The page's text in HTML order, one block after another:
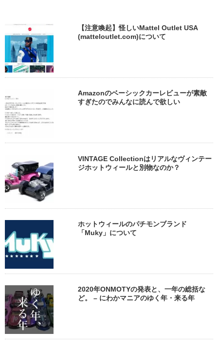
【注意喚起】怪しいMattel Outlet USA
(matteloutlet.com)について
Amazonのベーシックカーレビューが素敵
すぎたのでみんなに読んで欲しい
VINTAGE Collectionはリアルなヴィンテー
ジホットウィールと別物なのか？
ホットウィールのパチモンブランド
「Muky」について
2020年ONMOTYの発表と、一年の総括な
ど。 – にわかマニアのゆく年・来る年